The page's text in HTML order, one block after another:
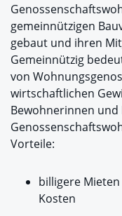
gemeinnützigen
gebaut und ihren
Gemeinnützig
von
wirtschaftlichen
Bewohnerinnen und
Vorteile:
billigere
Kosten